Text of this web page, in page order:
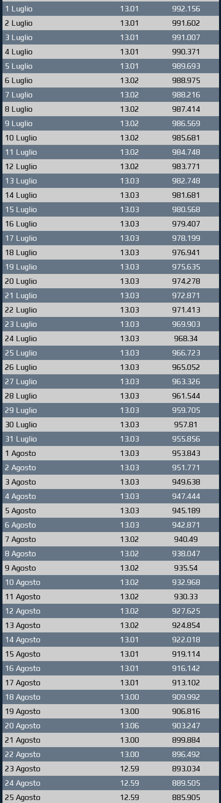
1 Luglio 13.01
992.156
2 Luglio
13.01
991.602
3 Luglio
13.01
991.007
4 Luglio
13.01
990.371
5 Luglio
13.01
989.693
6 Luglio
13.02
988.975
7 Luglio
13.02
988.216
8 Luglio
13.02
987.414
9 Luglio
13.02
986.569
10 Luglio
13.02
985.681
11 Luglio
13.02
984.748
12 Luglio
13.02
983.771
13 Luglio
13.03
982.748
14 Luglio
13.03
981.681
15 Luglio
13.03
980.568
16 Luglio
13.03
979.407
17 Luglio
13.03
978.199
18 Luglio
13.03
976.941
19 Luglio
13.03
975.635
20 Luglio
13.03
974.278
21 Luglio
13.03
972.871
22 Luglio
13.03
971.413
23 Luglio
13.03
969.903
24 Luglio
13.03
968.34
25 Luglio
13.03
966.723
26 Luglio
13.03
965.052
27 Luglio
13.03
963.326
28 Luglio
13.03
961.544
29 Luglio
13.03
959.705
30 Luglio
13.03
957.81
31 Luglio
13.03
955.856
1 Agosto
13.03
953.843
2 Agosto
13.03
951.771
3 Agosto
13.03
949.638
4 Agosto
13.03
947.444
5 Agosto
13.03
945.189
6 Agosto
13.03
942.871
7 Agosto
13.02
940.49
8 Agosto
13.02
938.047
9 Agosto
13.02
935.54
10 Agosto
13.02
932.968
11 Agosto
13.02
930.33
12 Agosto
13.02
927.625
13 Agosto
13.02
924.854
14 Agosto
13.01
922.018
15 Agosto
13.01
919.114
16 Agosto
13.01
916.142
17 Agosto
13.01
913.102
18 Agosto
13.00
909.992
19 Agosto
13.00
906.816
20 Agosto
13.06
903.247
21 Agosto
13.00
899.884
22 Agosto
13.00
896.492
23 Agosto
12.59
893.034
24 Agosto
12.59
889.505
25 Agosto
12.59
885.905